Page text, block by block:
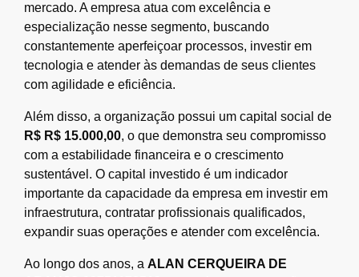
mercado. A empresa atua com excelência e
especialização nesse segmento, buscando
constantemente aperfeiçoar processos, investir em
tecnologia e atender às demandas de seus clientes
com agilidade e eficiência.
Além disso, a organização possui um capital social de
R$ R$ 15.000,00, o que demonstra seu compromisso
com a estabilidade financeira e o crescimento
sustentável. O capital investido é um indicador
importante da capacidade da empresa em investir em
infraestrutura, contratar profissionais qualificados,
expandir suas operações e atender com excelência.
Ao longo dos anos, a ALAN CERQUEIRA DE